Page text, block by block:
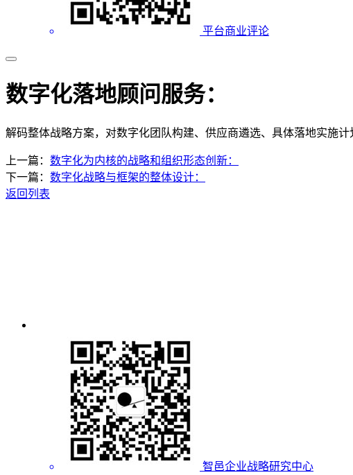
平台商业评论
数字化落地顾问服务：
解码整体战略方案，对数字化团队构建、供应商遴选、具体落地实施计
上一篇： 数字化为内核的战略和组织形态创新：
下一篇： 数字化战略与框架的整体设计：
返回列表
智邑企业战略研究中心